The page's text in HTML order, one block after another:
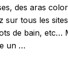
des aras
sur tous les
de bain, etc…
un …